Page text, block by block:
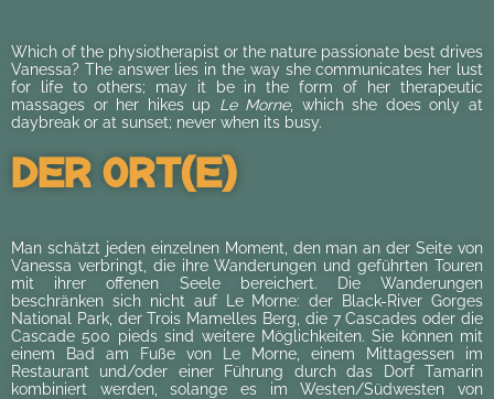
Which of the physiotherapist or the nature passionate best drives
Vanessa? The answer lies in the way she communicates her lust
for life to others; may it be in the form of her therapeutic
massages or her hikes up Le Morne, which she does only at
daybreak or at sunset; never when its busy.
Der Ort(e)
Man schätzt jeden einzelnen Moment, den man an der Seite von
Vanessa verbringt, die ihre Wanderungen und geführten Touren
mit ihrer offenen Seele bereichert. Die Wanderungen
beschränken sich nicht auf Le Morne: der Black-River Gorges
National Park, der Trois Mamelles Berg, die 7 Cascades oder die
Cascade 500 pieds sind weitere Möglichkeiten. Sie können mit
einem Bad am Fuße von Le Morne, einem Mittagessen im
Restaurant und/oder einer Führung durch das Dorf Tamarin
kombiniert werden, solange es im Westen/Südwesten von